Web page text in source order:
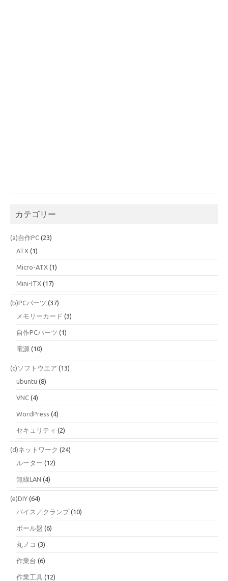
カテゴリー
(a)自作PC (23)
ATX (1)
Micro-ATX (1)
Mini-ITX (17)
(b)PCパーツ (37)
メモリーカード (3)
自作PCパーツ (1)
電源 (10)
(c)ソフトウエア (13)
ubuntu (8)
VNC (4)
WordPress (4)
セキュリティ (2)
(d)ネットワーク (24)
ルーター (12)
無線LAN (4)
(e)DIY (64)
バイス／クランプ(10)
ボール盤 (6)
丸ノコ (3)
作業台 (6)
作業工具 (12)